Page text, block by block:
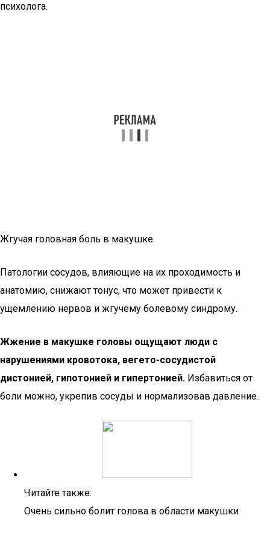
психолога.
Жгучая головная боль в макушке
Патологии сосудов, влияющие на их проходимость и
анатомию, снижают тонус, что может привести к
ущемлению нервов и жгучему болевому синдрому.
Жжение в макушке головы ощущают люди с
нарушениями кровотока, вегето-сосудистой
дистонией, гипотонией и гипертонией. Избавиться от
боли можно, укрепив сосуды и нормализовав давление.
Читайте также:
Очень сильно болит голова в области макушки